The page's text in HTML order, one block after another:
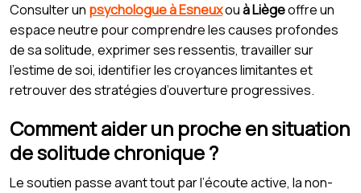
Consulter un psychologue à Esneuxouà Liègeoffre un
espace neutre pour comprendre les causes profondes
de sa solitude, exprimer ses ressentis, travailler sur
l’estime de soi, identifier les croyances limitantes et
retrouver des stratégies d’ouverture progressives.
Comment aider un proche en situation
de solitude chronique ?
Le soutien passe avant tout par l’écoute active, la non-